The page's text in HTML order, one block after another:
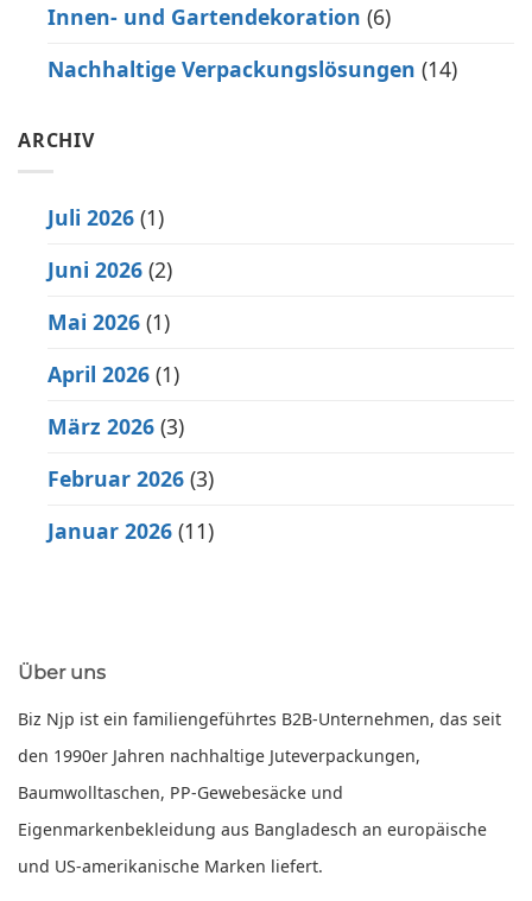
Innen- und Gartendekoration (6)
Nachhaltige Verpackungslösungen (14)
ARCHIV
Juli 2026 (1)
Juni 2026 (2)
Mai 2026 (1)
April 2026 (1)
März 2026 (3)
Februar 2026 (3)
Januar 2026 (11)
Über uns
Biz Njp ist ein familiengeführtes B2B-Unternehmen, das seit
den 1990er Jahren nachhaltige Juteverpackungen,
Baumwolltaschen, PP-Gewebesäcke und
Eigenmarkenbekleidung aus Bangladesch an europäische
und US-amerikanische Marken liefert.